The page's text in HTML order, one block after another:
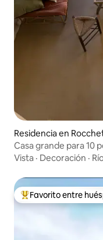
Residencia en
Casa grande para 10
naturales
Vista · Decoración ·
De los mejores en
Favorito entre